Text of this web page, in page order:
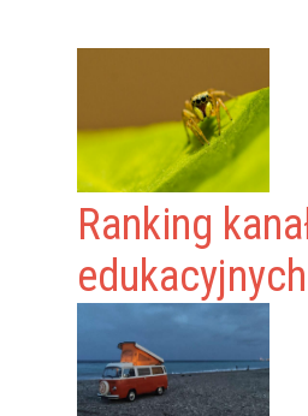
Ranking
edukacyjnych